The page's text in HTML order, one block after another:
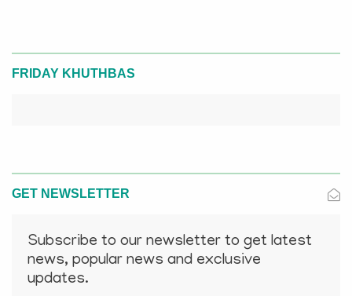
FRIDAY KHUTHBAS
GET NEWSLETTER
Subscribe to our newsletter to get latest
news, popular news and exclusive
updates.